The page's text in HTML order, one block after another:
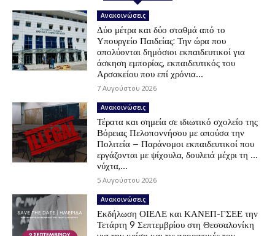
Ανακοινώσεις
Δύο μέτρα και δύο σταθμά από το
Υπουργείο Παιδείας: Την ώρα που
απολύονται δημόσιοι εκπαιδευτικοί για
άσκηση εμπορίας, εκπαιδευτικός του
Αρσακείου που επί χρόνια...
7 Αυγούστου 2026
Ανακοινώσεις
Τέρατα και σημεία σε ιδιωτικό σχολείο της
Βόρειας Πελοποννήσου με απούσα την
Πολιτεία – Παράνομοι εκπαιδευτικοί που
εργάζονται με ψίχουλα, δουλειά μέχρι τη …
νύχτα,...
5 Αυγούστου 2026
Ανακοινώσεις
Εκδήλωση ΟΙΕΛΕ και ΚΑΝΕΠ-ΓΣΕΕ την
Τετάρτη 9 Σεπτεμβρίου στη Θεσσαλονίκη